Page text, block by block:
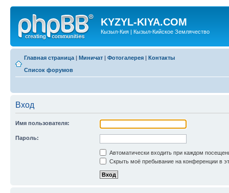
KYZYL-KIYA.COM
Кызыл-Кия | Кызыл-Кийское Землячество
Главная страница | Миничат | Фотогалерея | Контакты
Список форумов
Вход
Имя пользователя:
Пароль:
Автоматически входить при каждом
Скрыть моё пребывание на конференции в